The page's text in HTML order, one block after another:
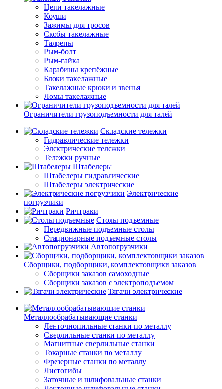
Цепи такелажные
Коуши
Зажимы для тросов
Скобы такелажные
Талрепы
Рым-болт
Рым-гайка
Карабины крепёжные
Блоки такелажные
Такелажные крюки и звенья
Ломы такелажные
Ограничители грузоподъемности для талей
Складские тележки
Гидравлические тележки
Электрические тележки
Тележки ручные
Штабелеры
Штабелеры гидравлические
Штабелеры электрические
Электрические
погрузчики
Ричтраки
Столы подъемные
Передвижные подъемные столы
Стационарные подъемные столы
Автопогрузчики
Сборщики, подборщики, комплектовщики заказов
Сборщики заказов самоходные
Сборщики заказов с электроподъемом
Тягачи электрические
Металлообрабатывающие станки
Ленточнопильные станки по металлу
Сверлильные станки по металлу
Магнитные сверлильные станки
Токарные станки по металлу
Фрезерные станки по металлу
Листогибы
Заточные и шлифовальные станки